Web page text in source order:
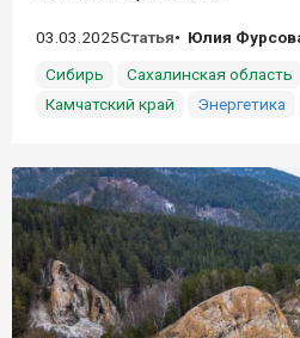
03.03.2025Статья
Юлия
Сибирь
Сахалинская область
Камчатский край
Энергетика